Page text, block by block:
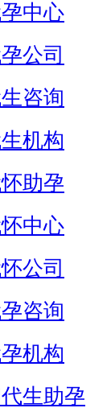
中心
公司
咨询
机构
助孕
中心
公司
咨询
机构
生助孕